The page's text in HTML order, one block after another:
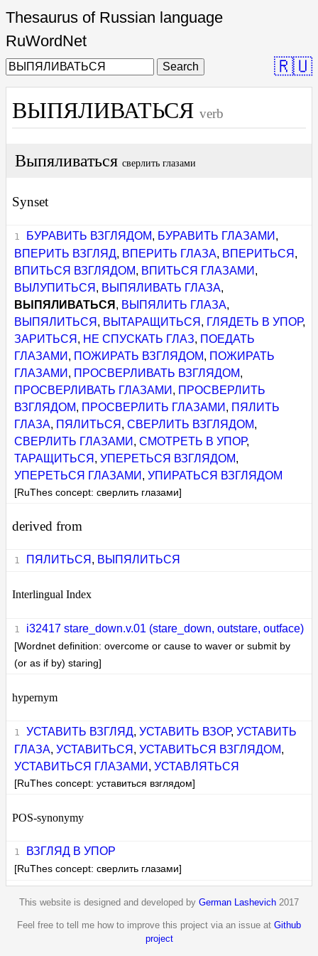
Thesaurus of Russian language
RuWordNet
Search 🇷🇺
ВЫПЯЛИВАТЬСЯ verb
Выпяливаться сверлить глазами
Synset
БУРАВИТЬ ВЗГЛЯДОМ, БУРАВИТЬ ГЛАЗАМИ ,
ВПЕРИТЬ ВЗГЛЯД, ВПЕРИТЬ ГЛАЗА, ВПЕРИТЬСЯ ,
ВПИТЬСЯ ВЗГЛЯДОМ, ВПИТЬСЯ ГЛАЗАМИ ,
ВЫЛУПИТЬСЯ , ВЫПЯЛИВАТЬ ГЛАЗА,
ВЫПЯЛИВАТЬСЯ , ВЫПЯЛИТЬ ГЛАЗА,
ВЫПЯЛИТЬСЯ , ВЫТАРАЩИТЬСЯ , ГЛЯДЕТЬ В УПОР,
ЗАРИТЬСЯ , НЕ СПУСКАТЬ ГЛАЗ, ПОЕДАТЬ
ГЛАЗАМИ , ПОЖИРАТЬ ВЗГЛЯДОМ, ПОЖИРАТЬ
ГЛАЗАМИ , ПРОСВЕРЛИВАТЬ ВЗГЛЯДОМ,
ПРОСВЕРЛИВАТЬ ГЛАЗАМИ , ПРОСВЕРЛИТЬ
ВЗГЛЯДОМ, ПРОСВЕРЛИТЬ ГЛАЗАМИ , ПЯЛИТЬ
ГЛАЗА, ПЯЛИТЬСЯ ,СВЕРЛИТЬ ВЗГЛЯДОМ,
СВЕРЛИТЬ ГЛАЗАМИ ,СМОТРЕТЬ В УПОР,
ТАРАЩИТЬСЯ ,УПЕРЕТЬСЯ ВЗГЛЯДОМ,
УПЕРЕТЬСЯ ГЛАЗАМИ ,УПИРАТЬСЯ ВЗГЛЯДОМ
[RuThes concept: сверлить глазами]
derived from
ПЯЛИТЬСЯ , ВЫПЯЛИТЬСЯ
Interlingual Index
i32417 stare_down.v.01 (stare_down, outstare, outface)
[Wordnet definition: overcome or cause to waver or submit by
(or as if by) staring]
hypernym
УСТАВИТЬ ВЗГЛЯД, УСТАВИТЬ ВЗОР, УСТАВИТЬ
ГЛАЗА,УСТАВИТЬСЯ ,УСТАВИТЬСЯ ВЗГЛЯДОМ,
УСТАВИТЬСЯ ГЛАЗАМИ ,УСТАВЛЯТЬСЯ
[RuThes concept: уставиться взглядом]
POS-synonymy
ВЗГЛЯД В УПОР
[RuThes concept: сверлить глазами]
This website is designed and developed by German Lashevich 2017
Feel free to tell me how to improve this project via an issue at Github
project